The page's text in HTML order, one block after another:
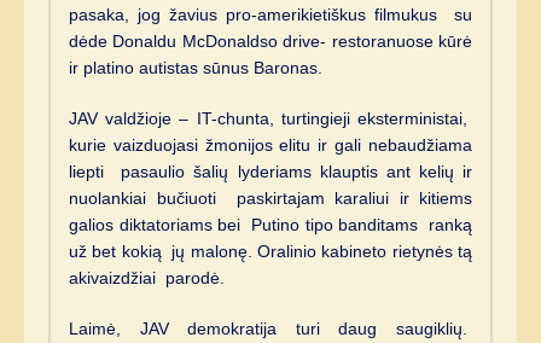
pasaka, jog žavius pro-amerikietiškus filmukus su
dėde Donaldu McDonaldso drive- restoranuose kūrė
ir platino autistas sūnus Baronas.
JAV valdžioje – IT-chunta, turtingieji eksterministai,
kurie vaizduojasi žmonijos elitu ir gali nebaudžiama
liepti pasaulio šalių lyderiams klauptis ant kelių ir
nuolankiai bučiuoti paskirtajam karaliui ir kitiems
galios diktatoriams bei Putino tipo banditams ranką
už bet kokią jų malonę. Oralinio kabineto rietynės tą
akivaizdžiai parodė.
Laimė, JAV demokratija turi daug saugiklių.